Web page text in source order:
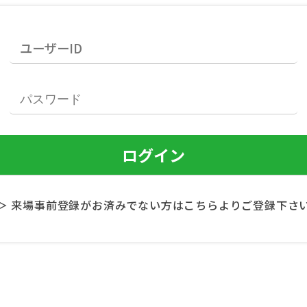
来場事前登録がお済みでない方はこちらよりご登録下さ